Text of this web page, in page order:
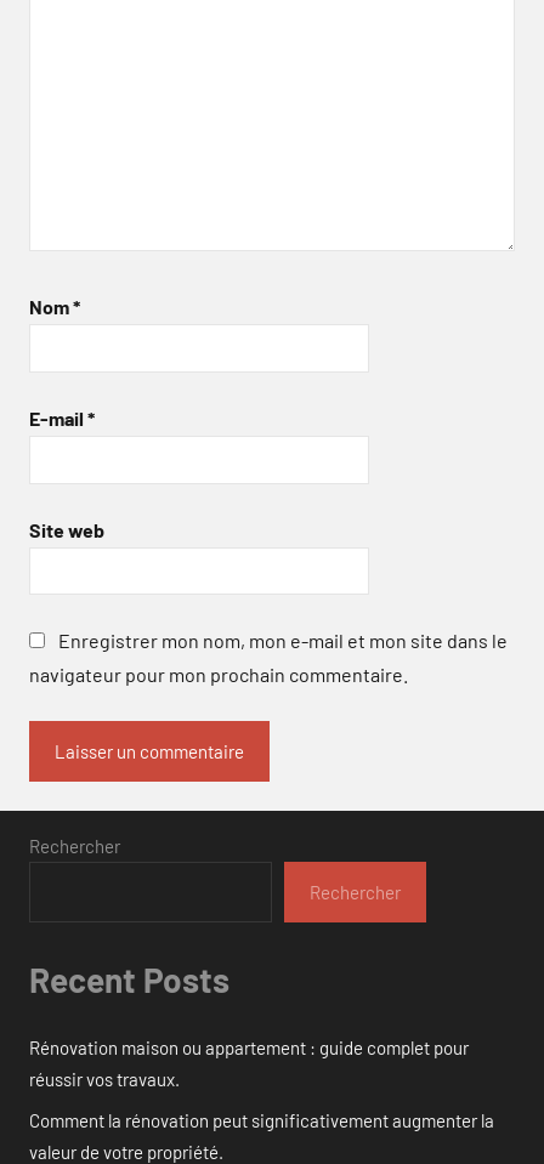
Nom*
E-mail *
Site web
Enregistrer mon nom, mon e-mail et mon site dans le
navigateur pour mon prochain commentaire.
Rechercher
Rechercher
Recent Posts
Rénovation maison ou appartement : guide complet pour
réussir vos travaux.
Comment la rénovation peut significativement augmenter la
valeur de votre propriété.